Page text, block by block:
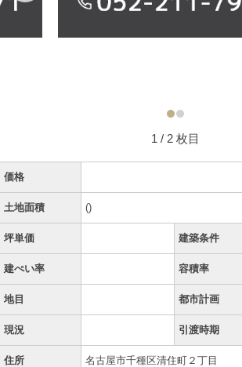
1 / 2 枚目
価格
土地面積 ()
坪単価 建築条件
建ぺい率 容積率
地目 都市計画
現況 引渡時期
住所 名古屋市千種区清住町２丁目